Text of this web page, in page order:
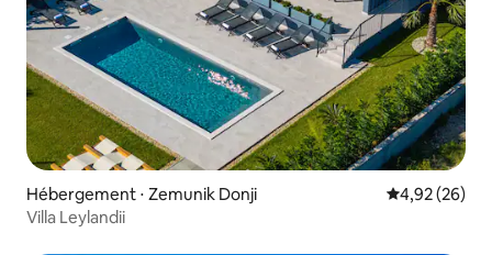
Hébergement ⋅ Zemunik Donji Évaluation
4,92 (26)
Villa Leylandii